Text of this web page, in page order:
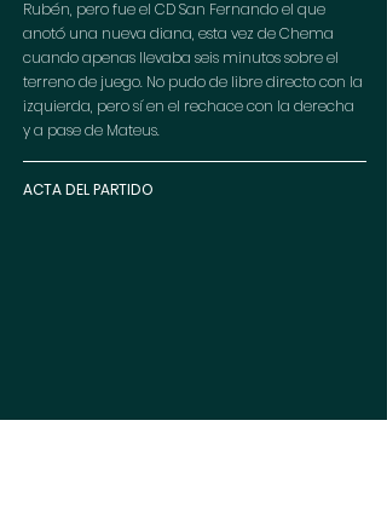
Rubén, pero fue el CD San Fernando el que
anotó una nueva diana, esta vez de Chema
cuando apenas llevaba seis minutos sobre el
terreno de juego. No pudo de libre directo con la
izquierda, pero sí en el rechace con la derecha
y a pase de Mateus.
ACTA DEL PARTIDO